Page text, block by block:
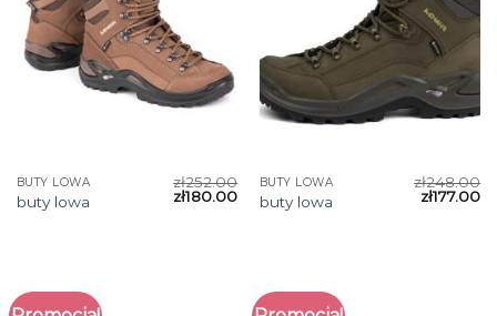
BUTY LOWA
buty lowa
zł252.00
zł180.00
BUTY LOWA
buty lowa
zł248.00
zł177.00